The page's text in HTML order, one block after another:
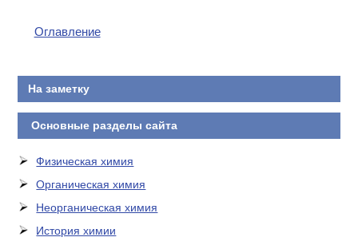
Оглавление
На заметку
Основные разделы сайта
Физическая химия
Органическая химия
Неорганическая химия
История химии